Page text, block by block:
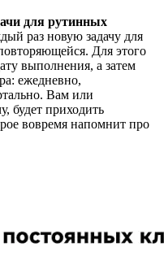
для рутинных
раз новую задачу для
Для этого
выполнения, а затем
ежедневно,
Вам или
будет приходить
вовремя напомнит про